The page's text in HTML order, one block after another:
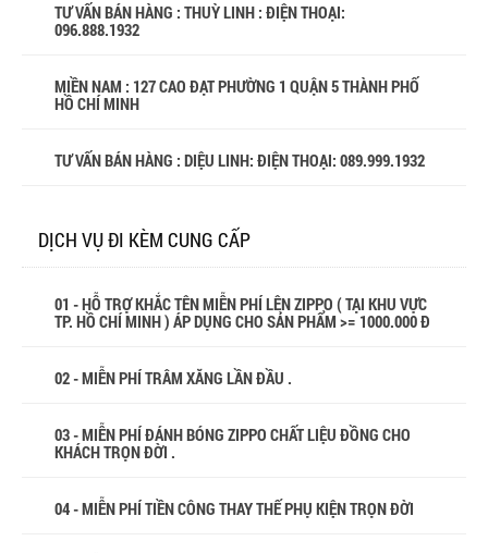
TƯ VẤN BÁN HÀNG : THUỲ LINH : ĐIỆN THOẠI:
096.888.1932
MIỀN NAM : 127 CAO ĐẠT PHƯỜNG 1 QUẬN 5 THÀNH PHỐ
HỒ CHÍ MINH
TƯ VẤN BÁN HÀNG : DIỆU LINH: ĐIỆN THOẠI: 089.999.1932
DỊCH VỤ ĐI KÈM CUNG CẤP
01 - HỖ TRỢ KHẮC TÊN MIỄN PHÍ LÊN ZIPPO ( TẠI KHU VỰC
TP. HỒ CHÍ MINH ) ÁP DỤNG CHO SẢN PHẨM >= 1000.000 Đ
02 - MIỄN PHÍ TRÂM XĂNG LẦN ĐẦU .
03 - MIỄN PHÍ ĐÁNH BÓNG ZIPPO CHẤT LIỆU ĐỒNG CHO
KHÁCH TRỌN ĐỜI .
04 - MIỄN PHÍ TIỀN CÔNG THAY THẾ PHỤ KIỆN TRỌN ĐỜI